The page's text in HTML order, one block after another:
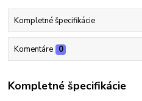
Kompletné špecifikácie
Komentáre 0
Kompletné špecifikácie